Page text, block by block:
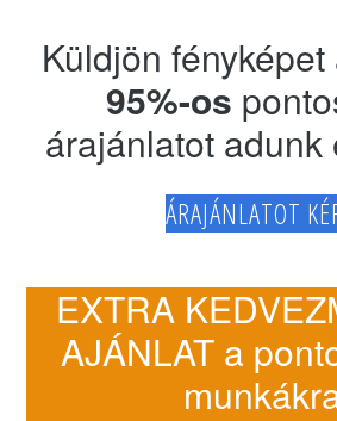
Küldjön
95%-os
árajánlatot adunk
ÁRAJÁNLATOT
EXTRA
AJÁNLAT a